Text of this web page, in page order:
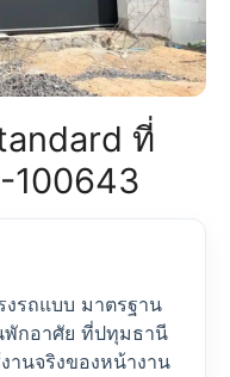
ที่
100643
งรถแบบ มาตรฐาน
พักอาศัย ที่ปทุมธานี
านจริงของหน้างาน